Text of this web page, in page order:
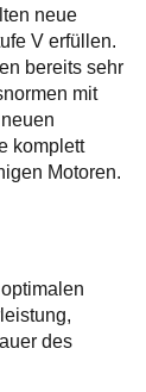
neue
V erfüllen.
bereits sehr
mit
komplett
Motoren.
des